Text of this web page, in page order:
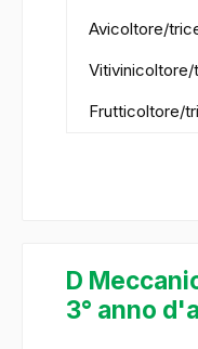
Avicoltore/
Vitivinicoltore/
Frutticoltore/
D
3° anno